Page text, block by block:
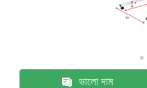
ভালো দাম